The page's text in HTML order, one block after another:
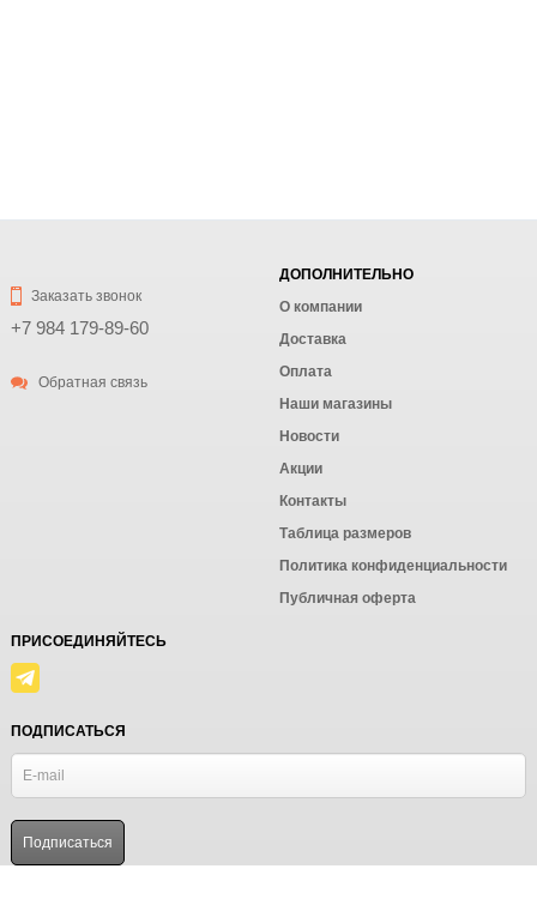
Заказать звонок
+7 984 179-89-60
Обратная связь
ДОПОЛНИТЕЛЬНО
О компании
Доставка
Оплата
Наши магазины
Новости
Акции
Контакты
Таблица размеров
Политика конфиденциальности
Публичная оферта
ПРИСОЕДИНЯЙТЕСЬ
ПОДПИСАТЬСЯ